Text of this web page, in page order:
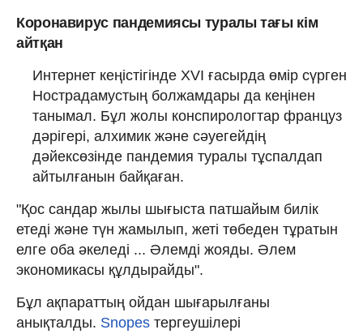
Коронавирус пандемиясы туралы тағы кім
айтқан
Интернет кеңістігінде XVI ғасырда өмір сүрген
Нострадамустың болжамдары да кеңінен
танымал. Бұл жолы конспирологтар француз
дәрігері, алхимик және сәуегейдің
дәйексөзінде пандемия туралы тұспалдап
айтылғанын байқаған.
"Қос сандар жылы шығыста патшайым билік
етеді және түн жамылып, жеті төбеден тұратын
елге оба әкеледі ... Әлемді жояды. Әлем
экономикасы құлдырайды".
Бұл ақпараттың ойдан шығарылғаны
анықталды. Snopes тергеушілері